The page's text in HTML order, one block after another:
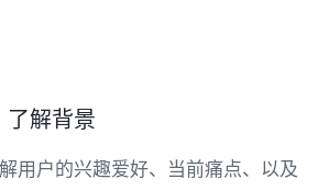
了解背景
用户的兴趣爱好、当前痛点、以及